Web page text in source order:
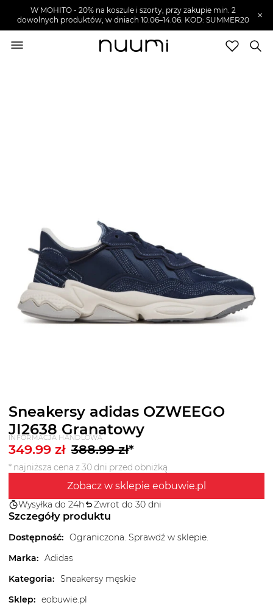
W MOHITO - 20% na koszule i szorty, przy zakupie min. 2
dowolnych produktów, w dniach 10.06–14.06. KOD: SUMMER20
×
Sneakersy adidas OZWEEGO
JI2638 Granatowy
INFORMACJA HANDLOWA
349.99 zł 388.99zł*
* najniższa cena z 30 dni przed obniżką
Zobacz w sklepie eobuwie.pl
Wysyłka do 24h Zwrot do 30 dni
Szczegóły produktu
Dostępność: Ograniczona. Sprawdź w sklepie.
Marka: Adidas
Kategoria: Sneakersy męskie
Sklep: eobuwie.pl